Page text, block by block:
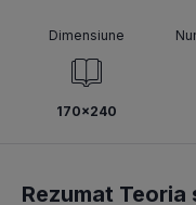
Dimensiune
170x240
Rezumat